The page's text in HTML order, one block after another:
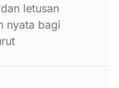
letusan
nyata bagi